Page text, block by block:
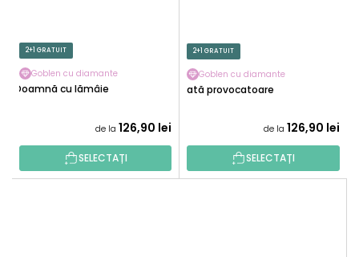
2+1 GRATUIT
Goblen cu diamante
Doamnă cu lămâie
de la 126,90 lei
SELECTAȚI
2+1 GRATUIT
Goblen cu diamante
Fată provocatoare
de la 126,90 lei
SELECTAȚI